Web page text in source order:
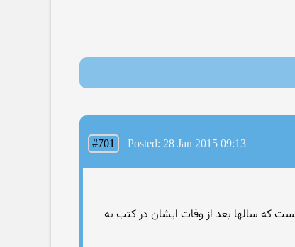
#701 Posted: 28 Jan 2015 09:13
که سالها بعد از وفات ایشان در کتب به